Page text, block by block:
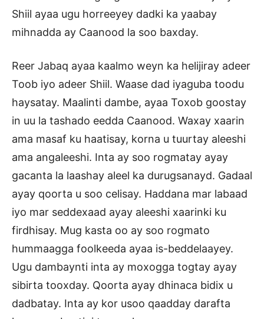
Shiil ayaa ugu horreeyey dadki ka yaabay
mihnadda ay Caanood la soo baxday.
Reer Jabaq ayaa kaalmo weyn ka helijiray adeer
Toob iyo adeer Shiil. Waase dad iyaguba toodu
haysatay. Maalinti dambe, ayaa Toxob goostay
in uu la tashado eedda Caanood. Waxay xaarin
ama masaf ku haatisay, korna u tuurtay aleeshi
ama angaleeshi. Inta ay soo rogmatay ayay
gacanta la laashay aleel ka durugsanayd. Gadaal
ayay qoorta u soo celisay. Haddana mar labaad
iyo mar seddexaad ayay aleeshi xaarinki ku
firdhisay. Mug kasta oo ay soo rogmato
hummaagga foolkeeda ayaa is-beddelaayey.
Ugu dambaynti inta ay moxogga togtay ayay
sibirta tooxday. Qoorta ayay dhinaca bidix u
dadbatay. Inta ay kor usoo qaadday darafta